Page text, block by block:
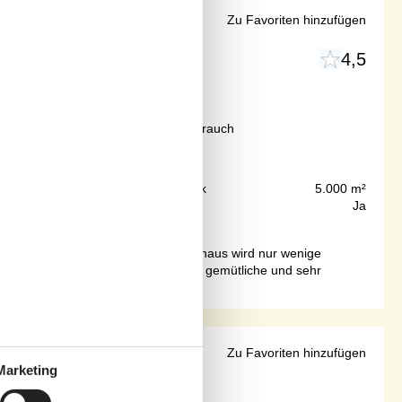
4,5
Reinigung, Versicherung und Verbrauch
Grundstück
5.000 m²
Ja
in deinem FerienhausDas Ferienhaus wird nur wenige
Grund: Es bietet eine durchweg gemütliche und sehr
Zu Favoriten hinzufügen
Zu Favoriten hinzufügen